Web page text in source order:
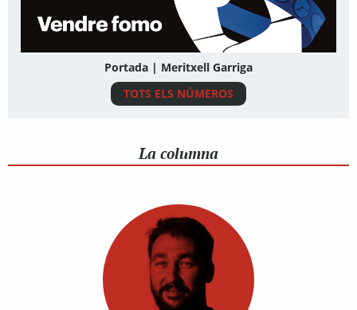
Portada | Meritxell Garriga
TOTS ELS NÚMEROS
La columna